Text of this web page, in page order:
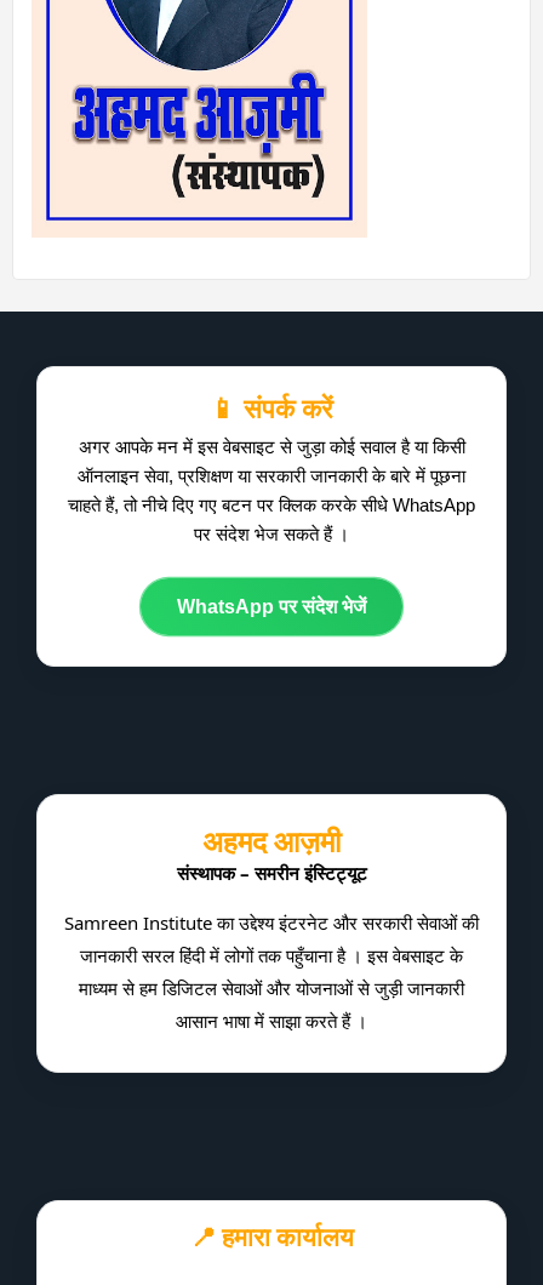
📱 संपर्क करें
अगर आपके मन में इस वेबसाइट से जुड़ा कोई सवाल है या किसी
ऑनलाइन सेवा, प्रशिक्षण या सरकारी जानकारी के बारे में पूछना
चाहते हैं, तो नीचे दिए गए बटन पर क्लिक करके सीधे WhatsApp
पर संदेश भेज सकते हैं ।
WhatsApp पर संदेश भेजें
अहमद आज़मी
संस्थापक – समरीन इंस्टिट्यूट
Samreen Institute का उद्देश्य इंटरनेट और सरकारी सेवाओं की
जानकारी सरल हिंदी में लोगों तक पहुँचाना है । इस वेबसाइट के
माध्यम से हम डिजिटल सेवाओं और योजनाओं से जुड़ी जानकारी
आसान भाषा में साझा करते हैं ।
📍 हमारा कार्यालय